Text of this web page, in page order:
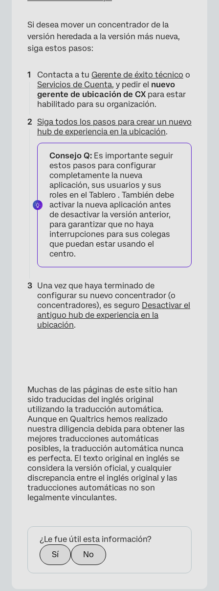
Si desea mover un concentrador de la
versión heredada a la versión más nueva,
siga estos pasos:
Contacta a tu Gerente de éxito técnico o
Servicios de Cuenta, y pedir el nuevo
gerente de ubicación de CX para estar
habilitado para su organización.
Siga todos los pasos para crear un nuevo
hub de experiencia en la ubicación.
Consejo Q: Es importante seguir
estos pasos para configurar
completamente la nueva
aplicación, sus usuarios y sus
roles en el Tablero . También debe
activar la nueva aplicación antes
de desactivar la versión anterior,
para garantizar que no haya
interrupciones para sus colegas
que puedan estar usando el
centro.
Una vez que haya terminado de
configurar su nuevo concentrador (o
concentradores), es seguro Desactivar el
antiguo hub de experiencia en la
ubicación.
Muchas de las páginas de este sitio han
sido traducidas del inglés original
utilizando la traducción automática.
Aunque en Qualtrics hemos realizado
nuestra diligencia debida para obtener las
mejores traducciones automáticas
posibles, la traducción automática nunca
es perfecta. El texto original en inglés se
considera la versión oficial, y cualquier
discrepancia entre el inglés original y las
traducciones automáticas no son
legalmente vinculantes.
¿Le fue útil esta información?
Sí
No